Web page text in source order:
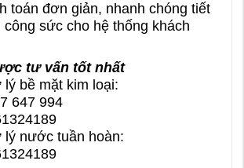
toán đơn giản, nhanh chóng tiết
công sức cho hệ thống khách
tư vấn tốt nhất
bề mặt kim loại:
647 994
lý nước tuần hoàn: